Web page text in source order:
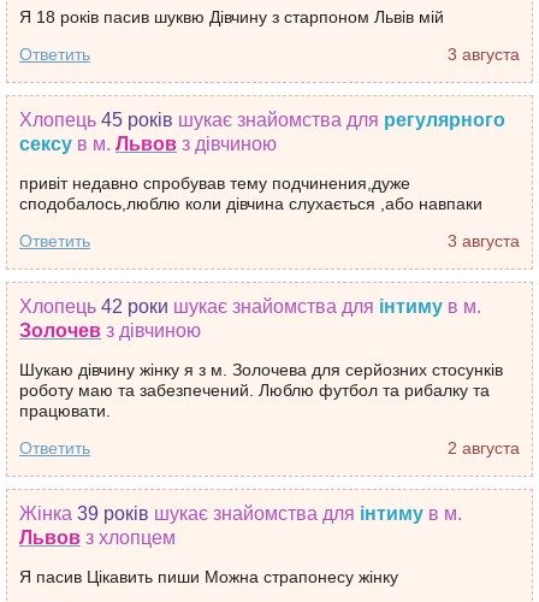
Я 18 років пасив шуквю Дівчину з старпоном Львів мій
3 августа
Ответить
Хлопець 45 років шукає знайомства для регулярного
сексу в м. Львов з дівчиною
привіт недавно спробував тему подчинения,дуже
сподобалось,люблю коли дівчина слухається ,або навпаки
3 августа
Ответить
Хлопець 42 роки шукає знайомства для інтиму в м.
Золочев з дівчиною
Шукаю дівчину жінку я з м. Золочева для серйозних стосунків
роботу маю та забезпечений. Люблю футбол та рибалку та
працювати.
2 августа
Ответить
Жінка 39 років шукає знайомства для інтиму в м.
Львов з хлопцем
Я пасив Цікавить пиши Можна страпонесу жінку